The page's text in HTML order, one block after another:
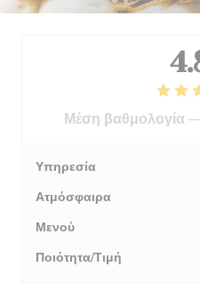
Μέση βαθμολογία
Υπηρεσία
Ατμόσφαιρα
Μενού
Ποιότητα/Τιμή